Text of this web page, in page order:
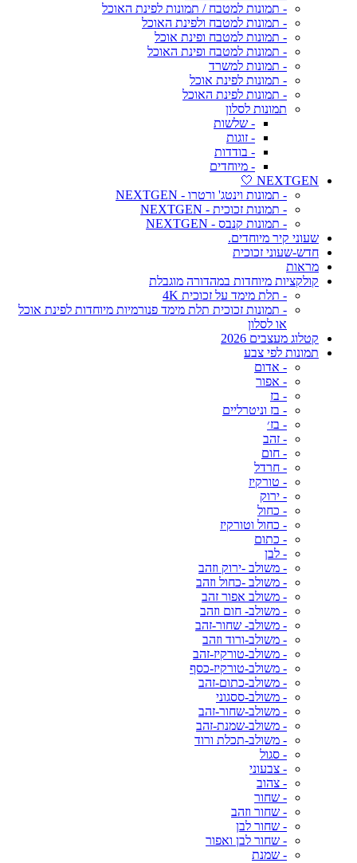
- תמונות למטבח / תמונות לפינת האוכל
- תמונות למטבח ולפינת האוכל
- תמונות למטבח ופינת אוכל
- תמונות למטבח ופינת האוכל
- תמונות למשרד
- תמונות לפינת אוכל
- תמונות לפינת האוכל
תמונות לסלון
- שלשות
- זוגות
- בודדות
- מיוחדים
NEXTGEN 🤍
- תמונות וינטג' ורטרו - NEXTGEN
- תמונות זכוכית - NEXTGEN
- תמונות קנבס - NEXTGEN
שעוני קיר מיוחדים.
חדש-שעוני זכוכית
מראות
קולקציות מיוחדות במהדורה מוגבלת
- תלת מימד על זכוכית 4K
- תמונות זכוכית תלת מימד פנורמיות מיוחדות לפינת אוכל
או לסלון
קטלוג מעצבים 2026
תמונות לפי צבע
- אדום
- אפור
- בז
- בז וניטרליים
- בז׳
- זהב
- חום
- חרדל
- טורקיז
- ירוק
- כחול
- כחול וטורקיז
- כתום
- לבן
- משולב -ירוק וזהב
- משולב -כחול וזהב
- משולב אפור זהב
- משולב- חום וזהב
- משולב- שחור-זהב
- משולב-ורוד וזהב
- משולב-טורקיז-זהב
- משולב-טורקיז-כסף
- משולב-כתום-זהב
- משולב-ססגוני
- משולב-שחור-זהב
- משולב-שמנת-זהב
- משולב-תכלת ורוד
- סגול
- צבעוני
- צהוב
- שחור
- שחור וזהב
- שחור לבן
- שחור לבן ואפור
- שמנת